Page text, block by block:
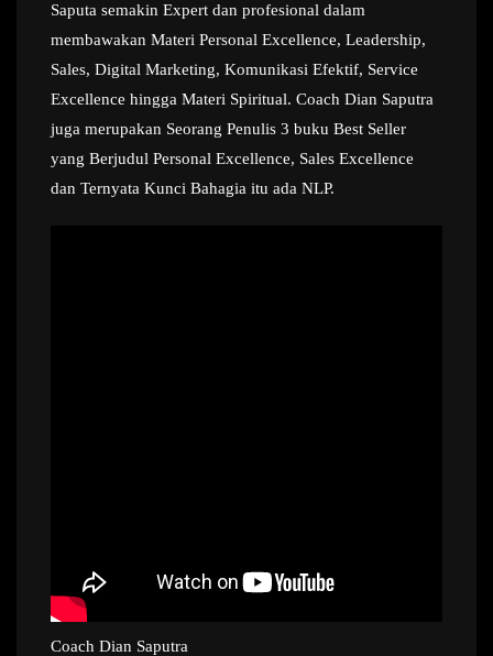
Saputa semakin Expert dan profesional dalam
membawakan Materi Personal Excellence, Leadership,
Sales, Digital Marketing, Komunikasi Efektif, Service
Excellence hingga Materi Spiritual. Coach Dian Saputra
juga merupakan Seorang Penulis 3 buku Best Seller
yang Berjudul Personal Excellence, Sales Excellence
dan Ternyata Kunci Bahagia itu ada NLP.
Coach Dian Saputra